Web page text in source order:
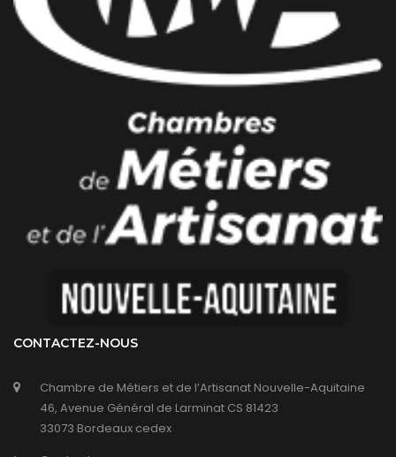
CONTACTEZ-NOUS
Chambre de Métiers et de l’Artisanat Nouvelle-Aquitaine
46, Avenue Général de Larminat CS 81423
33073 Bordeaux cedex